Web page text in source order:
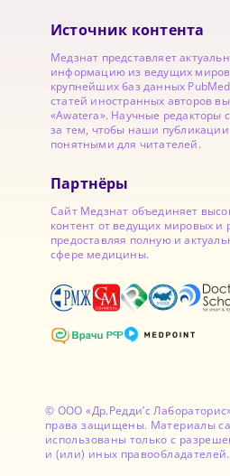
Источник контента
Медзнат представляет
информацию из ведущих
крупнейших баз данных
статей иностранных авторов
«Awatera». Научные редакторы
за тем, чтобы наши
понятными для читателей.
Партнёры
Сайт Медзнат объединяет
контент от ведущих мировых и
предоставляя полную и
сфере медицины.
© ООО «Др.Редди’с
права защищены. Материалы
использованы только с
и (или) иных правообладателей.